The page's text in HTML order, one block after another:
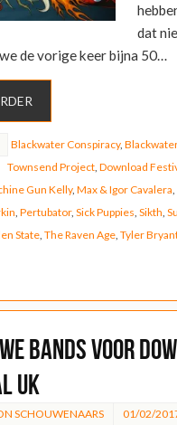
dat
de vorige keer bijna 50…
Blackwater Conspiracy,
Townsend Project, Download
Gun Kelly, Max & Igor Cavalera
Pertubator, Sick Puppies Sikth
State, The Raven Age, Tyler
bands voor
UK
SCHOUWENAARS 01/02/